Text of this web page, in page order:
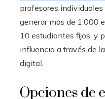
profesores
generar más de 1.000
10 estudiantes fijos, y
influencia a través de
digital.
Opciones de